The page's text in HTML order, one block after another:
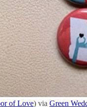
of Love) via Green